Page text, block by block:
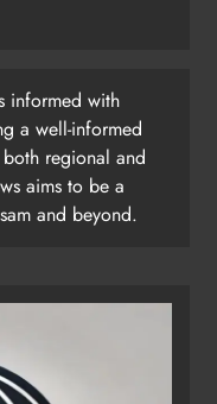
informed with
a well-informed
regional and
aims to be a
and beyond.